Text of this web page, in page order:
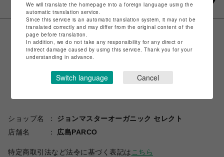
ショップ名
ジョンマスターオーガニック セレクト
店舗名
広島PARCO
特定商取引法など法令に基づく表記は こちら
We will translate the homepage into a foreign language using the
automatic translation service.
Since this service is an automatic translation system, it may not be
translated correctly and may differ from the original content of the
page before translation.
In addition, we do not take any responsibility for any direct or
indirect damage caused by using this service. Thank you for your
understanding in advance.
Switch language Cancel